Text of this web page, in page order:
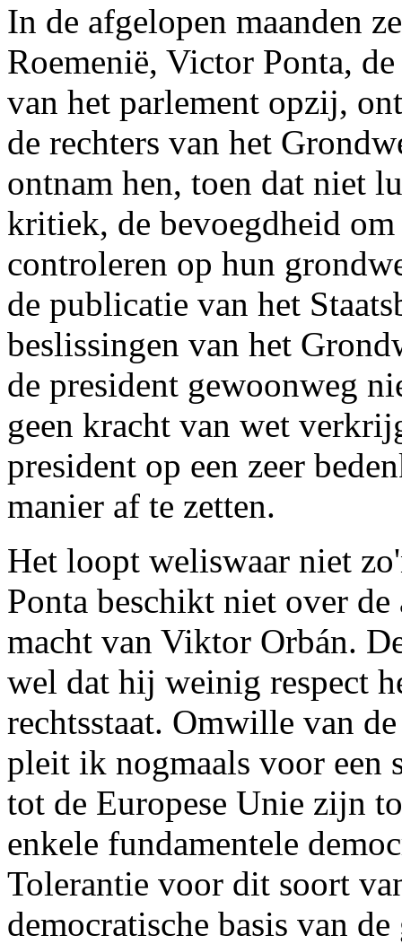
In de afgelopen maanden
Roemenië, Victor Ponta,
van het parlement opzij,
de rechters van het
ontnam hen, toen dat niet
kritiek, de bevoegdheid
controleren op hun
de publicatie van het
beslissingen van het
de president gewoonweg
geen kracht van wet
president op een zeer
manier af te zetten.
Het loopt weliswaar niet
Ponta beschikt niet over
macht van Viktor Orbán.
wel dat hij weinig respect
rechtsstaat. Omwille van
pleit ik nogmaals voor een
tot de Europese Unie zijn
enkele fundamentele
Tolerantie voor dit soort
democratische basis van